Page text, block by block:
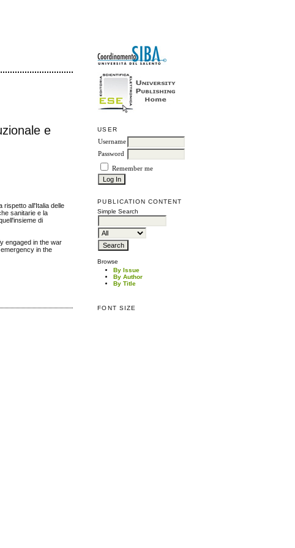
USER
Username
Password
Remember me
PUBLICATION CONTENT
Simple Search
Browse
By Issue
By Author
By Title
FONT SIZE
e
rispetto all'Italia delle
sanitarie e la
di
engaged in the war
in the